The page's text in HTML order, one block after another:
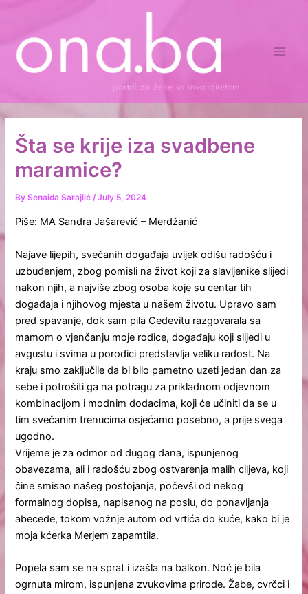
content
Šta se krije iza svadbene
maramice?
BySenaida Sarajlić /July 5, 2024
Piše: MA Sandra Jašarević – Merdžanić
Najave lijepih, svečanih događaja uvijek odišu radošću i
uzbuđenjem, zbog pomisli na život koji za slavljenike slijedi
nakon njih, a najviše zbog osoba koje su centar tih
događaja i njihovog mjesta u našem životu. Upravo sam
pred spavanje, dok sam pila Cedevitu razgovarala sa
mamom o vjenčanju moje rodice, događaju koji slijedi u
avgustu i svima u porodici predstavlja veliku radost. Na
kraju smo zaključile da bi bilo pametno uzeti jedan dan za
sebe i potrošiti ga na potragu za prikladnom odjevnom
kombinacijom i modnim dodacima, koji će učiniti da se u
tim svečanim trenucima osjećamo posebno, a prije svega
ugodno.
Vrijeme je za odmor od dugog dana, ispunjenog
obavezama, ali i radošću zbog ostvarenja malih ciljeva, koji
čine smisao našeg postojanja, počevši od nekog
formalnog dopisa, napisanog na poslu, do ponavljanja
abecede, tokom vožnje autom od vrtića do kuće, kako bi je
moja kćerka Merjem zapamtila.
Popela sam se na sprat i izašla na balkon. Noć je bila
ogrnuta mirom, ispunjena zvukovima prirode. Žabe, cvrčci i